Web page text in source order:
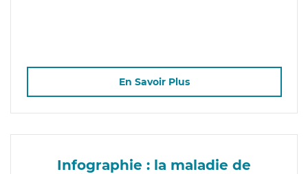
En Savoir Plus
Infographie : la maladie de